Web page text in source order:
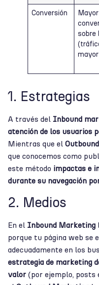
Conversión
Mayor
sobre
1. Estrategias
A través del Inbound
atención de los usuarios
Mientras que el
que conocemos como
este método impactas e
durante su navegación
2. Medios
En el Inbound Marketing
porque tu página web se
adecuadamente en los
estrategia de marketing
valor (por ejemplo, posts